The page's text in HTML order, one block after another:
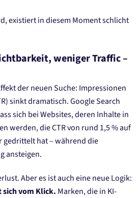
existiert in diesem Moment schlicht
weniger Traffic –
der neuen Suche: Impressionen
sinkt dramatisch. Google Search
sich bei Websites, deren Inhalte in
werden, die CTR von rund 1,5 % auf
gedrittelt hat – während die
ansteigen.
Aber es ist auch eine neue Logik:
vom Klick. Marken, die in KI-